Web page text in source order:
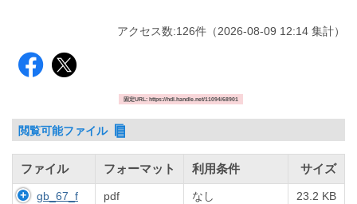
アクセス数:126件 （2026-08-09 12:14 集計）
固定URL: https://hdl.handle.net/11094/68901
閲覧可能ファイル
ファイル フォーマット 利用条件 サイズ
gb_67_f pdf なし 23.2 KB